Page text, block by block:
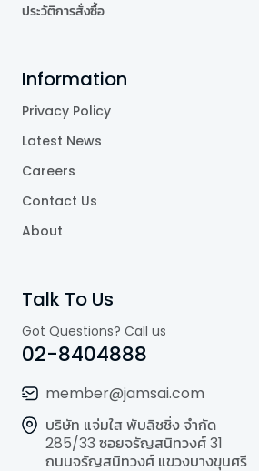
ประวัติการสั่งซื้อ
Information
Privacy Policy
Latest News
Careers
Contact Us
About
Talk To Us
Got Questions? Call us
02-8404888
member@jamsai.com
บริษัท แจ่มใส พับลิชชิ่ง จำกัด
285/33 ซอยจรัญสนิทวงศ์ 31
ถนนจรัญสนิทวงศ์ แขวงบางขุนศรี